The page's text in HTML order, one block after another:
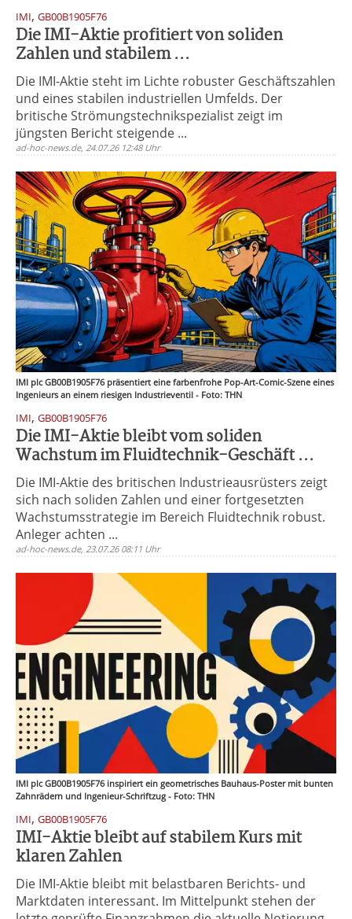
IMI, GB00B1905F76
Die IMI-Aktie profitiert von soliden
Zahlen und stabilem ...
Die IMI-Aktie steht im Lichte robuster Geschäftszahlen
und eines stabilen industriellen Umfelds. Der
britische Strömungstechnikspezialist zeigt im
jüngsten Bericht steigende ...
ad-hoc-news.de, 24.07.26 12:48 Uhr
IMI plc GB00B1905F76 präsentiert eine farbenfrohe Pop-Art-Comic-Szene eines
Ingenieurs an einem riesigen Industrieventil - Foto: THN
IMI, GB00B1905F76
Die IMI-Aktie bleibt vom soliden
Wachstum im Fluidtechnik-Geschäft ...
Die IMI-Aktie des britischen Industrieausrüsters zeigt
sich nach soliden Zahlen und einer fortgesetzten
Wachstumsstrategie im Bereich Fluidtechnik robust.
Anleger achten ...
ad-hoc-news.de, 23.07.26 08:11 Uhr
IMI plc GB00B1905F76 inspiriert ein geometrisches Bauhaus-Poster mit bunten
Zahnrädern und Ingenieur-Schriftzug - Foto: THN
IMI, GB00B1905F76
IMI-Aktie bleibt auf stabilem Kurs mit
klaren Zahlen
Die IMI-Aktie bleibt mit belastbaren Berichts- und
Marktdaten interessant. Im Mittelpunkt stehen der